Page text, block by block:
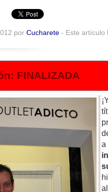
por Cucharete - Este
FINALIZADA
a